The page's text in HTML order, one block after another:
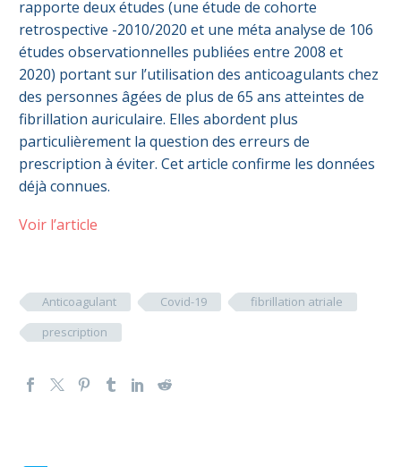
rapporte deux études (une étude de cohorte
retrospective -2010/2020 et une méta analyse de 106
études observationnelles publiées entre 2008 et
2020) portant sur l’utilisation des anticoagulants chez
des personnes âgées de plus de 65 ans atteintes de
fibrillation auriculaire. Elles abordent plus
particulièrement la question des erreurs de
prescription à éviter. Cet article confirme les données
déjà connues.
Voir l’article
Anticoagulant Covid-19
fibrillation atriale
prescription